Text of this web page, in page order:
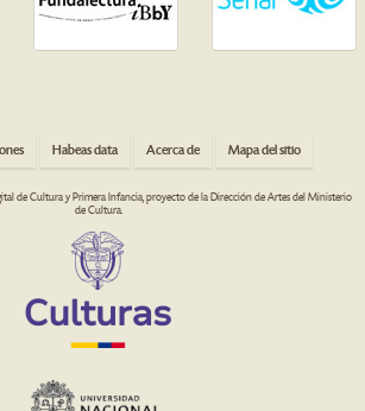
Habeas data Acerca de Mapa del sitio
de Cultura y Primera Infancia, proyecto de la Dirección de Artes del Ministerio
de Cultura.